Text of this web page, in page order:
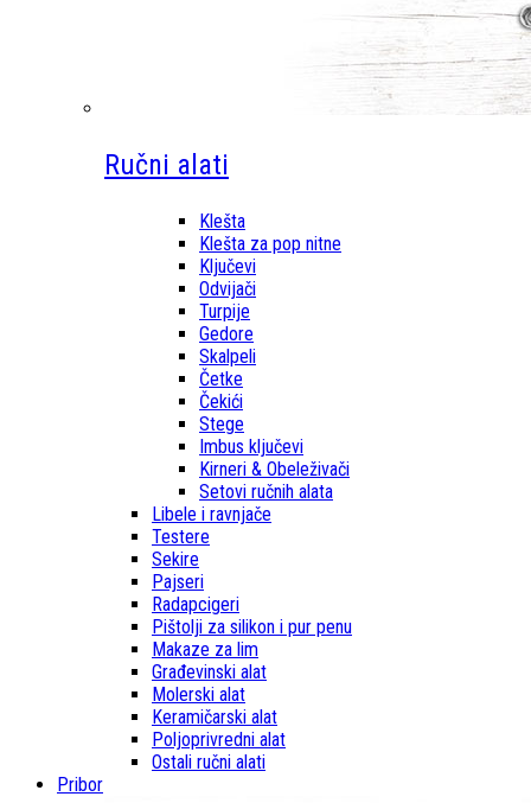
Ručni alati
Klešta
Klešta za pop nitne
Ključevi
Odvijači
Turpije
Gedore
Skalpeli
Četke
Čekići
Stege
Imbus ključevi
Kirneri & Obeleživači
Setovi ručnih alata
Libele i ravnjače
Testere
Sekire
Pajseri
Radapcigeri
Pištolji za silikon i pur penu
Makaze za lim
Građevinski alat
Molerski alat
Keramičarski alat
Poljoprivredni alat
Ostali ručni alati
Pribor